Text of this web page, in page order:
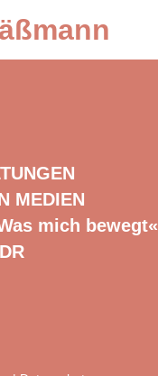
MEDIEN
mich bewegt«